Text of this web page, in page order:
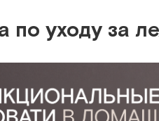
по уходу за